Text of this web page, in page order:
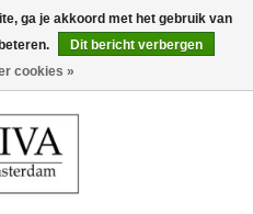
0 Artikelen - €0,00
ga je akkoord met het gebruik van
Dit bericht verbergen
cookies »